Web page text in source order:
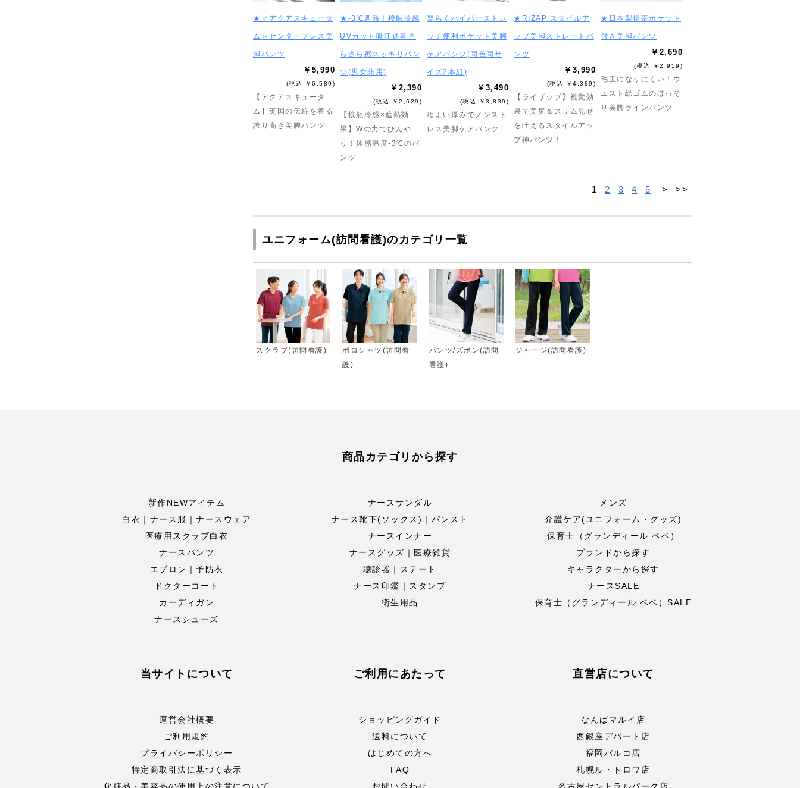
★＜アクアスキュータ
ム＞センタープレス美
脚パンツ
￥5,990
(税込 ￥6,589)
【アクアスキュータ
ム】英国の伝統を着る
誇り高き美脚パンツ
★-3℃遮熱！接触冷感
UVカット吸汗速乾さ
らさら裾スッキリパン
ツ(男女兼用)
￥2,390
(税込 ￥2,629)
【接触冷感×遮熱効
果】Wの力でひんや
り！体感温度-3℃のパ
ンツ
楽らくハイパーストレ
ッチ便利ポケット美脚
ケアパンツ(同色同サ
イズ2本組)
￥3,490
(税込 ￥3,839)
程よい厚みでノンスト
レス美脚ケアパンツ
★RIZAP スタイルア
ップ美脚ストレートパ
ンツ
￥3,990
(税込 ￥4,389)
【ライザップ】視覚効
果で美尻＆スリム見せ
を叶えるスタイルアッ
プ神パンツ！
★日本製携帯ポケット
付き美脚パンツ
￥2,690
(税込 ￥2,959)
毛玉になりにくい！ウ
エスト総ゴムのほっそ
り美脚ラインパンツ
1 2 3 4 5 > >>
ユニフォーム(訪問看護)のカテゴリ一覧
スクラブ(訪問看護)
ポロシャツ(訪問看
護)
パンツ/ズボン(訪問
看護)
ジャージ(訪問看護)
商品カテゴリから探す
新作NEWアイテム
白衣｜ナース服｜ナースウェア
医療用スクラブ白衣
ナースパンツ
エプロン｜予防衣
ドクターコート
カーディガン
ナースシューズ
ナースサンダル
ナース靴下(ソックス)｜パンスト
ナースインナー
ナースグッズ｜医療雑貨
聴診器｜ステート
ナース印鑑｜スタンプ
衛生用品
メンズ
介護ケア(ユニフォーム・グッズ)
保育士（グランディール ベベ）
ブランドから探す
キャラクターから探す
ナースSALE
保育士（グランディール ベベ）SALE
当サイトについて
運営会社概要
ご利用規約
プライバシーポリシー
特定商取引法に基づく表示
ご利用にあたって
ショッピングガイド
送料について
はじめての方へ
FAQ
直営店について
なんばマルイ店
西銀座デパート店
福岡パルコ店
札幌ル・トロワ店